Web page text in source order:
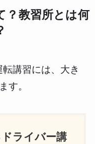
？教習所とは何
講習には、大き
す。
ライバー講